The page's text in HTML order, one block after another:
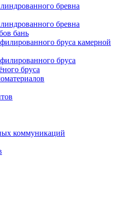
бревна
бревна
бань
бруса камерной
бруса
бруса
коммуникаций